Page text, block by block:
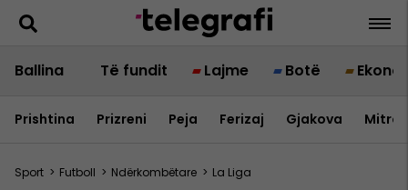
Ballina Të fundit Lajme Botë
Prishtina Prizreni Peja Ferizaj Gjakova
Sport > Futboll > Ndërkombëtare > La Liga